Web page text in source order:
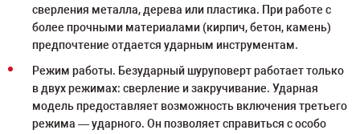
сверления металла, дерева или пластика. При работе с
более прочными материалами (кирпич, бетон, камень)
предпочтение отдается ударным инструментам.
Режим работы. Безударный шуруповерт работает только
в двух режимах: сверление и закручивание. Ударная
модель предоставляет возможность включения третьего
режима — ударного. Он позволяет справиться с особо